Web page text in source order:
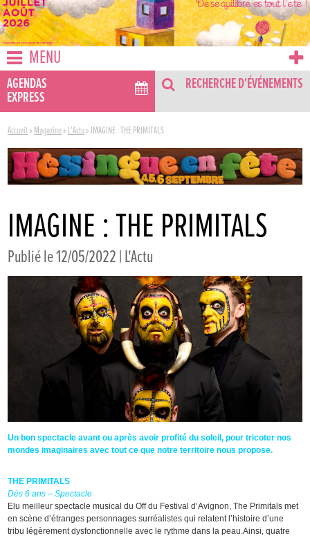
MENU
AGENDAS
EXPRESS
RECHERCHE D'ÉVÉNEMENTS
Accueil » Magazine» L'Actu» IMAGINE : THE PRIMITALS
IMAGINE : THE PRIMITALS
Publié le 12/05/2022 |L'Actu
Un bon spectacle avant ou après avoir profité du soleil, pour tricoter nos
mondes imaginaires avec tout ce que notre territoire nous propose.
THE PRIMITALS
Dès 6 ans – Spectacle
Elu meilleur spectacle musical du Off du Festival d’Avignon, The Primitals met
en scène d’étranges personnages surréalistes qui relatent l’histoire d’une
tribu légèrement dysfonctionnelle avec le rythme dans la peau.Ainsi, quatre